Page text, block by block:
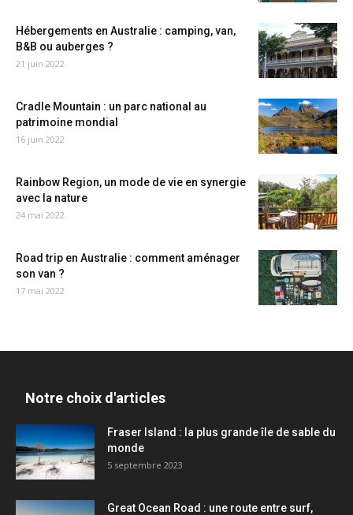
Hébergements en Australie : camping, van,
B&B ou auberges ?
21 juin 2022
Cradle Mountain : un parc national au
patrimoine mondial
16 juin 2022
Rainbow Region, un mode de vie en synergie
avec la nature
24 mai 2022
Road trip en Australie : comment aménager
son van ?
17 mai 2022
Notre choix d'articles
Fraser Island : la plus grande île de sable du
monde
5 septembre 2023
Great Ocean Road : une route entre surf,